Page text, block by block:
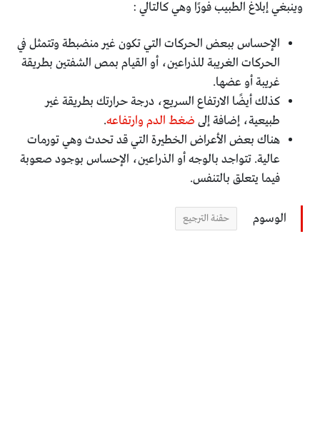
وينبغي إبلاغ الطبيب فورًا وهي كالتالي :
الإحساس ببعض الحركات التي تكون غير منضبطة وتتمثل في
الحركات الغريبة للذراعين، أو القيام بمص الشفتين بطريقة
غريبة أو عضها.
كذلك أيضًا الارتفاع السريع، درجة حرارتك بطريقة غير
طبيعية، إضافة إلى ضغط الدم وارتفاعه.
هناك بعض الأعراض الخطيرة التي قد تحدث وهي تورمات
عالية. تتواجد بالوجه أو الذراعين، الإحساس بوجود صعوبة
فيما يتعلق بالتنفس.
الوسوم حقنة الترجيع